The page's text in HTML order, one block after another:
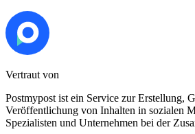
Vertraut von
Postmypost ist ein Service zur Erstellung,
Veröffentlichung von Inhalten in sozialen
Spezialisten und Unternehmen bei der